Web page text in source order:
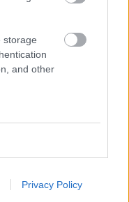
storage
and other
Privacy Policy
több virág és új
egyik legfontosabb